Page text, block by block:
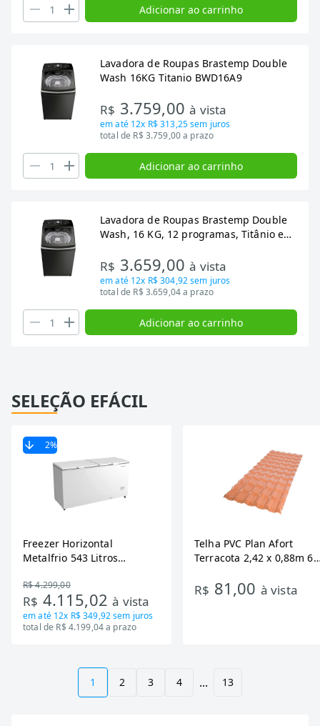
Adicionar ao carrinho
Lavadora de Roupas Brastemp Double
Wash 16KG Titanio BWD16A9
R$ 3.759,00à vista
em até 12x R$ 313,25sem juros
total de R$ 3.759,00 a prazo
Adicionar ao carrinho
Lavadora de Roupas Brastemp Double
Wash, 16 KG, 12 programas, Titânio e
R$ 3.659,00à vista
em até 12x R$ 304,92sem juros
total de R$ 3.659,04 a prazo
Adicionar ao carrinho
SELEÇÃO EFÁCIL
2%
Freezer Horizontal
Metalfrio 543 Litros
Tecnologia Inverter, Branco,
Bivolt
R$ 4.299,00
R$ 4.115,02à vista
em até 12x R$ 349,92sem juros
total de R$ 4.199,04 a prazo
Telha PVC Plan Afort
Terracota 2,42 x 0,88m 6
R$ 81,00 à vista
1 2 3 4 ... 13